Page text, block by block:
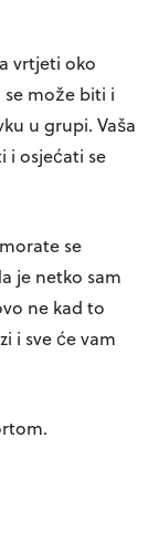
vrtjeti oko
može biti i
u grupi. Vaša
i osjećati se
se
je netko sam
ne kad to
i sve će vam